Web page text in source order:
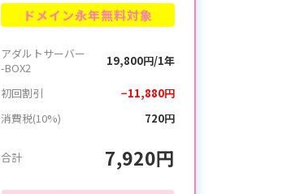
ドメイン永年無料対象
アダルトサーバー
-BOX2
19,800円/1年
初回割引
−11,880円
消費税(10%)
720円
合計 7,920円